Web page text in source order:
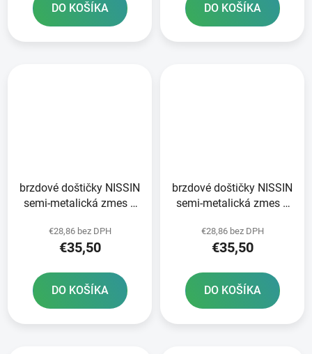
DO KOŠÍKA DO KOŠÍKA
brzdové doštičky NISSIN
semi-metalická zmes 2
€28,86 bez DPH
€35,50
DO KOŠÍKA
brzdové doštičky NISSIN
semi-metalická zmes 2
€28,86 bez DPH
€35,50
DO KOŠÍKA